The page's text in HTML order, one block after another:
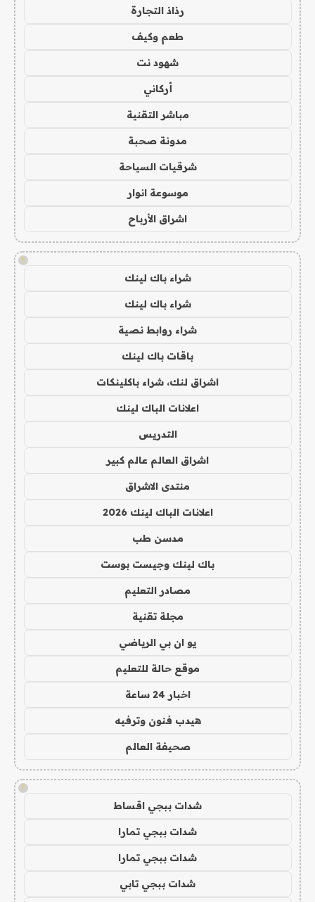
رذاذ التجارة
طعم وكيف
شهود نت
أركاني
مباشر التقنية
مدونة صحبة
شرقيات السياحة
موسوعة انوار
اشراق الأرباح
!
شراء باك لينك
شراء باك لينك
شراء روابط نصية
باقات باك لينك
اشراق لنك، شراء باكلينكات
اعلانات الباك لينك
التدريس
اشراق العالم عالم كبير
منتدى الاشراق
اعلانات الباك لينك 2026
مدسن طب
باك لينك وجيست بوست
مصادر التعليم
مجلة تقنية
يو ان بي الرياضي
موقع حالة للتعليم
اخبار 24 ساعة
هيدب فنون وترفيه
صحيفة العالم
!
شدات ببجي اقساط
شدات ببجي تمارا
شدات ببجي تمارا
شدات ببجي تابي